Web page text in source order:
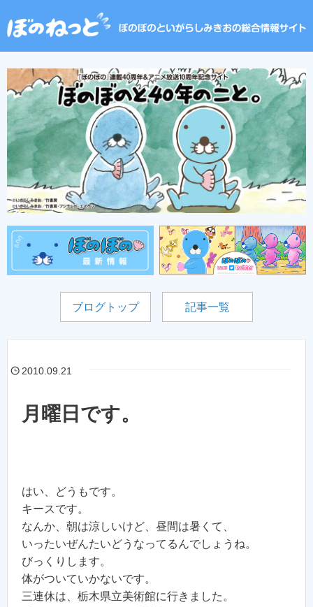
ブログトップ 記事一覧
2010.09.21
月曜日です。
はい、どうもです。
キースです。
なんか、朝は涼しいけど、昼間は暑くて、
いったいぜんたいどうなってるんでしょうね。
びっくりします。
体がついていかないです。
三連休は、栃木県立美術館に行きました。